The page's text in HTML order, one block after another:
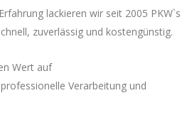
lackieren wir seit 2005 PKW`s
zuverlässig und kostengünstig.
Wert auf
professionelle Verarbeitung und